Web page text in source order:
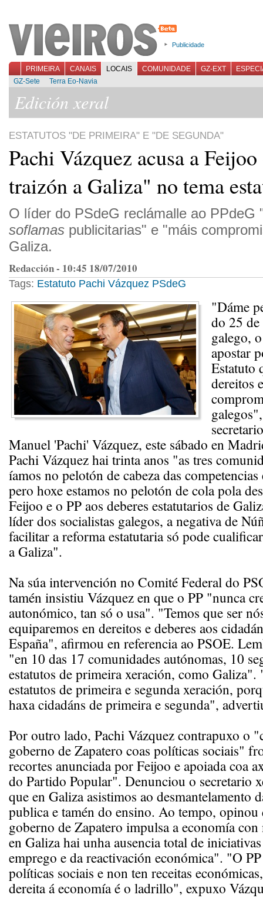
Publicidade
PRIMEIRA CANAIS LOCAIS COMUNIDADE GZ-EXT
GZ-Sete
Terra Eo-Navia
Edición xeral
ESTATUTOS "DE PRIMEIRA" E "DE SEGUNDA"
Pachi Vázquez acusa a
traizón a Galiza" no tema
O líder do PSdeG reclámalle ao PPdeG
soflamas publicitarias" e "máis
Galiza.
Redacción - 10:45 18/07/2010
Tags: Estatuto Pachi Vázquez PSdeG
"Dáme
do 25
galego,
apostar
Estatuto
dereitos
Manuel 'Pachi' Vázquez, este sábado en
Pachi Vázquez hai trinta anos "as tres
íamos no pelotón de cabeza das
pero hoxe estamos no pelotón de cola pola
Feijoo e o PP aos deberes estatutarios de
líder dos socialistas galegos, a negativa de
facilitar a reforma estatutaria só pode
a Galiza".
Na súa intervención no Comité Federal do
tamén insistiu Vázquez en que o PP "nunca
autonómico, tan só o usa". "Temos que ser
equiparemos en dereitos e deberes aos
España", afirmou en referencia ao PSOE.
"en 10 das 17 comunidades autónomas, 10
estatutos de primeira xeración, como
estatutos de primeira e segunda xeración,
haxa cidadáns de primeira e segunda",
Por outro lado, Pachi Vázquez contrapuxo o
goberno de Zapatero coas políticas sociais"
recortes anunciada por Feijoo e apoiada coa
do Partido Popular". Denunciou o secretario
que en Galiza asistimos ao desmantelamento
publica e tamén do ensino. Ao tempo, opinou
goberno de Zapatero impulsa a economía con
en Galiza hai unha ausencia total de
emprego e da reactivación económica". "O PP
políticas sociais e non ten receitas
dereita á economía é o ladrillo", expuxo